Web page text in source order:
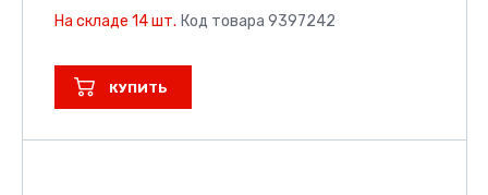
На складе 14 шт. Код товара 9397242
КУПИТЬ